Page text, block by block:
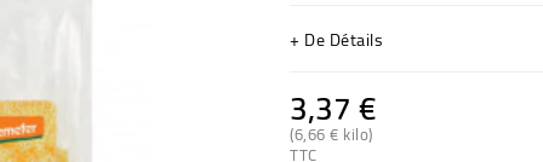
+ De Détails
3,37 €
(6,66 € kilo)
TTC